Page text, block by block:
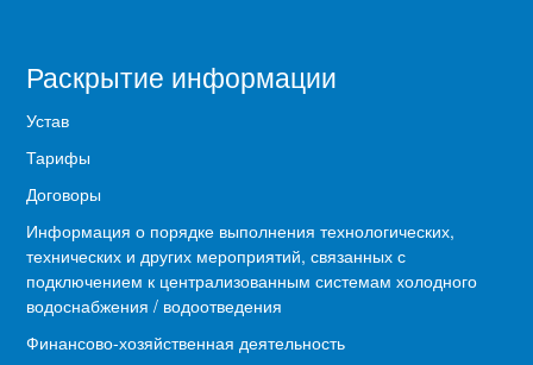
Раскрытие информации
Устав
Тарифы
Договоры
Информация о порядке выполнения технологических,
технических и других мероприятий, связанных с
подключением к централизованным системам холодного
водоснабжения / водоотведения
Финансово-хозяйственная деятельность